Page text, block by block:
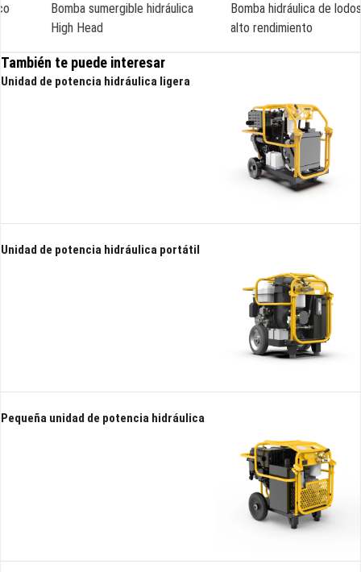
Bomba sumergible hidráulica
High Head
Bomba hidráulica de lodos de
alto rendimiento
También te puede interesar
Unidad de potencia hidráulica ligera
Unidad de potencia hidráulica portátil
Pequeña unidad de potencia hidráulica